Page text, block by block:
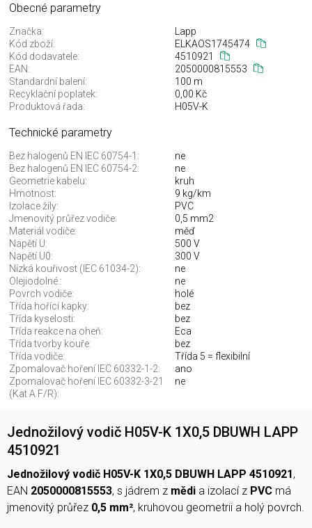
Obecné parametry
Značka:
Lapp
Kód zboží:
ELKAOS1745474
Kód dodavatele:
4510921
EAN:
2050000815553
Standardní balení:
100 m
Recyklační poplatek:
0,00 Kč
Produktová řada:
H05V-K
Technické parametry
Bez halogenů EN IEC 60754-1:
ne
Bez halogenů EN IEC 60754-2:
ne
Geometrie kabelu:
kruh
Hmotnost:
9 kg/km
Izolace žíly:
PVC
Jmenovitý průřez vodiče:
0,5 mm2
Materiál vodiče:
měď
Napětí U:
500 V
Napětí U0:
300 V
Nízká kouřivost (IEC 61034-2):
ne
Olejiodolné.:
ne
Povrch vodiče:
holé
Třída hořící kapky:
bez
Třída kyselosti:
bez
Třída reakce na oheň:
Eca
Třída tvorby kouře:
bez
Třída vodiče:
Třída 5 = flexibilní
Zpomalovač hoření IEC 60332-1-2:
ano
Zpomalovač hoření IEC 60332-3-21
(Kat A F/R):
ne
Jednožilový vodič H05V-K 1X0,5 DBUWH LAPP
4510921
Jednožilový vodič H05V-K 1X0,5 DBUWH LAPP 4510921 ,
EAN 2050000815553, s jádrem z mědi a izolací z PVC má
jmenovitý průřez 0,5 mm², kruhovou geometrii a holý povrch.